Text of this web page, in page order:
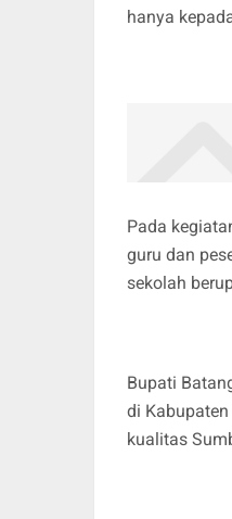
hanya
Pada
guru dan
sekolah
Bupati
di
kualitas